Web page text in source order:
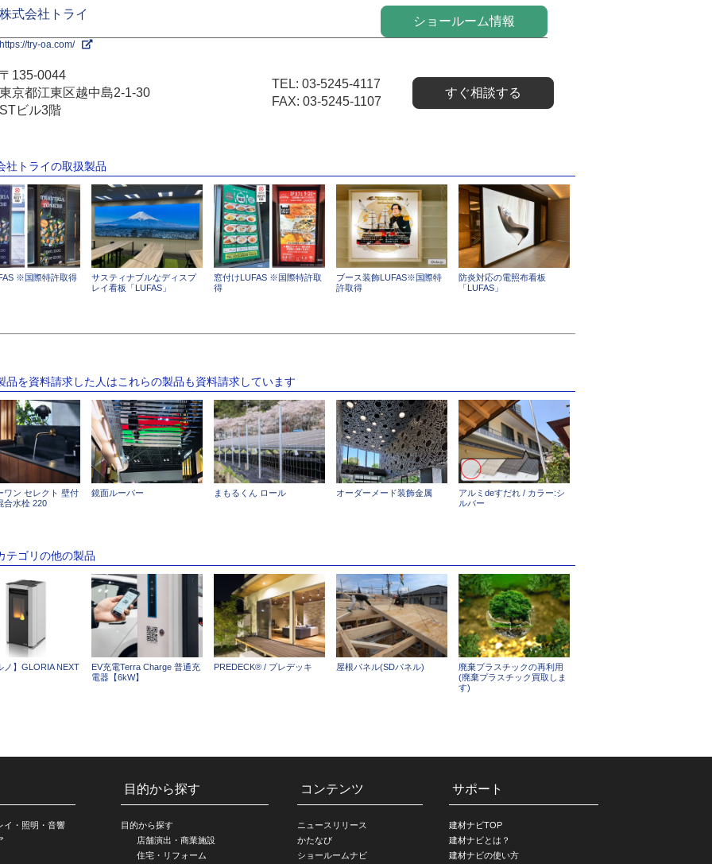
株式会社トライ
ショールーム情報
https://try-oa.com/
〒135-0044
東京都江東区越中島2-1-30
STビル3階
TEL: 03-5245-4117
FAX: 03-5245-1107
すぐ相談する
社トライの取扱製品
※国際特許取得
サスティナブルなディスプ
レイ看板「LUFAS」
窓付けLUFAS ※国際特許取
得
ブース装飾LUFAS※国際特
許取得
防炎対応の電照布看板
「LUFAS」
品を資料請求した人はこれらの製品も資料請求しています
ワン セレクト 壁付
合水栓 220
鏡面ルーバー まもるくん ロール オーダーメード装飾金属
アルミdeすだれ / カラー:シ
ルバー
テゴリの他の製品
ノ】GLORIA NEXT
EV充電Terra Charge 普通充
電器【6kW】
PREDECK® / プレデッキ 屋根パネル(SDパネル)
廃棄プラスチックの再利用
(廃棄プラスチック買取しま
す)
イ・照明・音響
目的から探す
目的から探す
店舗演出・商業施設
住宅・リフォーム
コンテンツ
ニュースリリース
かたなび
ショールームナビ
サポート
建材ナビTOP
建材ナビとは？
建材ナビの使い方